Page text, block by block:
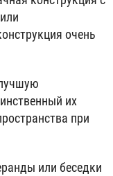
очень
их
при
или беседки